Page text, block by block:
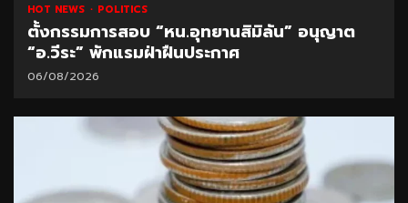
HOT NEWS POLITICS
ตั้งกรรมการสอบ “หน.อุทยานสิมิลัน” อนุญาต
“อ.วีระ” พักแรมฝ่าฝืนประกาศ
06/08/2026